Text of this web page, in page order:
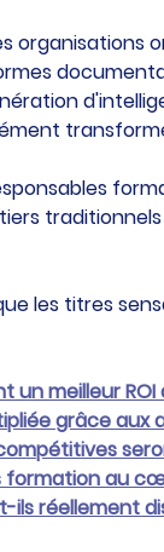
les titres
un meilleur
grâce aux
formation au
ils réellement